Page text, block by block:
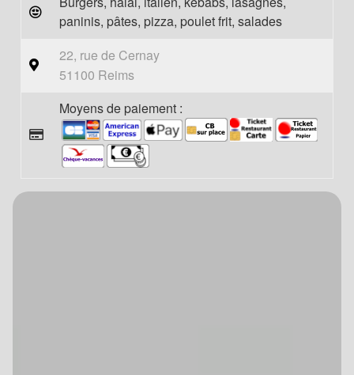
paninis, pâtes, pizza, poulet frit, salades
22, rue de Cernay
51100 Reims
Moyens de paiement :